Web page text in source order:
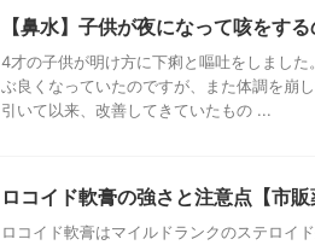
【鼻水】子供が夜になって咳をす
4才の子供が明け方に下痢と嘔吐をしまし
ぶ良くなっていたのですが、また体調を崩
引いて以来、改善してきていたもの ...
ロコイド軟膏の強さと注意点【市販
ロコイド軟膏はマイルドランクのステロイ